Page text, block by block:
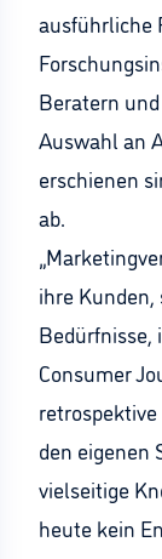
ausführliche
Beratern
Auswahl an
erschienen
ab.
ihre Kunden,
Bedürfnisse,
Consumer
retrospektive
den eigenen
vielseitige
heute kein